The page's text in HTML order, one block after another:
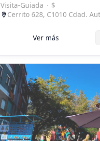
Visita-Guiada · $
Cerrito 628, C1010 Cdad.
Ver más